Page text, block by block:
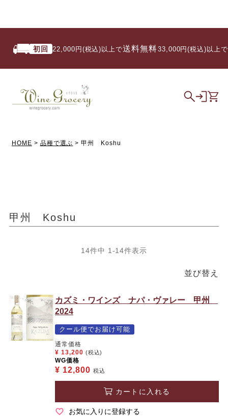
初回 22,000円(税込)以上で 送料無料/ 33,000円(税込)以上で い
HOME 品種で選ぶ 甲州 Koshu
甲州 Koshu
並び替え
14件中 1 -14件表示
カズミ・ワインズ ナパ・ヴァレー 甲州
2024
クール便でお届け可能
通常価格
¥ 13,200 (税込)
WG価格
¥ 12,800 税込
カートに入れる
お気に入りに登録する